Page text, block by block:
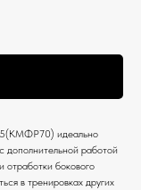
идеально
дополнительной работой
отработки бокового
в тренировках других